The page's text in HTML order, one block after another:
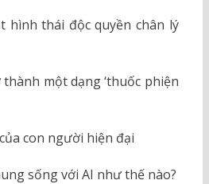
hình thái độc quyền chân lý
một dạng ‘thuốc phiện
con người hiện đại
sống với AI như thế nào?